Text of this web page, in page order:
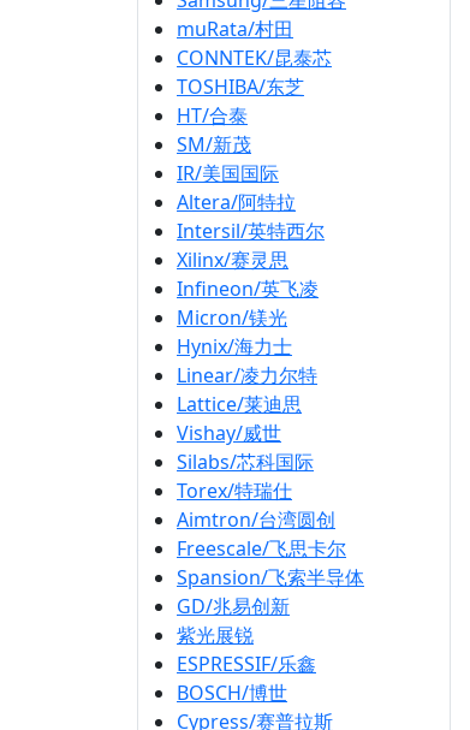
muRata/村田
CONNTEK/昆泰芯
TOSHIBA/东芝
HT/合泰
SM/新茂
IR/美国国际
Altera/阿特拉
Intersil/英特西尔
Xilinx/赛灵思
Infineon/英飞凌
Micron/镁光
Hynix/海力士
Linear/凌力尔特
Lattice/莱迪思
Vishay/威世
Silabs/芯科国际
Torex/特瑞仕
Aimtron/台湾圆创
Freescale/飞思卡尔
Spansion/飞索半导体
GD/兆易创新
紫光展锐
ESPRESSIF/乐鑫
BOSCH/博世
Cypress/赛普拉斯